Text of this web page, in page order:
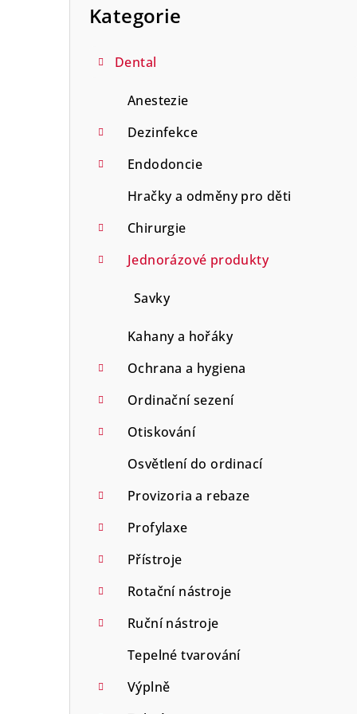
Kategorie
Dental
Anestezie
Dezinfekce
Endodoncie
Hračky a odměny pro děti
Chirurgie
Jednorázové produkty
Savky
Kahany a hořáky
Ochrana a hygiena
Ordinační sezení
Otiskování
Osvětlení do ordinací
Provizoria a rebaze
Profylaxe
Přístroje
Rotační nástroje
Ruční nástroje
Tepelné tvarování
Výplně